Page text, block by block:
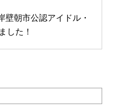
壁朝市公認アイドル・
した！